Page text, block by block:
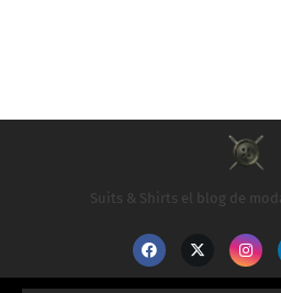
Suits & Shirts el blog de